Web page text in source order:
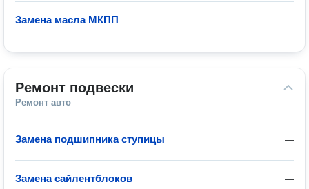
—
Замена масла МКПП
Ремонт подвески
Ремонт авто
—
Замена подшипника ступицы
—
Замена сайлентблоков